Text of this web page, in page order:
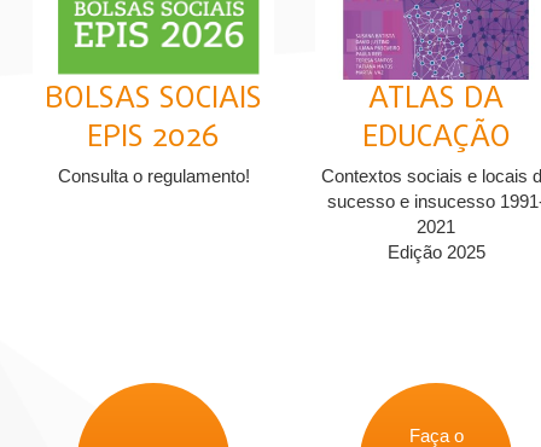
BOLSAS SOCIAIS
EPIS 2026
Consulta o regulamento!
ATLAS DA
EDUCAÇÃO
Contextos sociais e locais
sucesso e insucesso
2021
Edição 2025
Faça o